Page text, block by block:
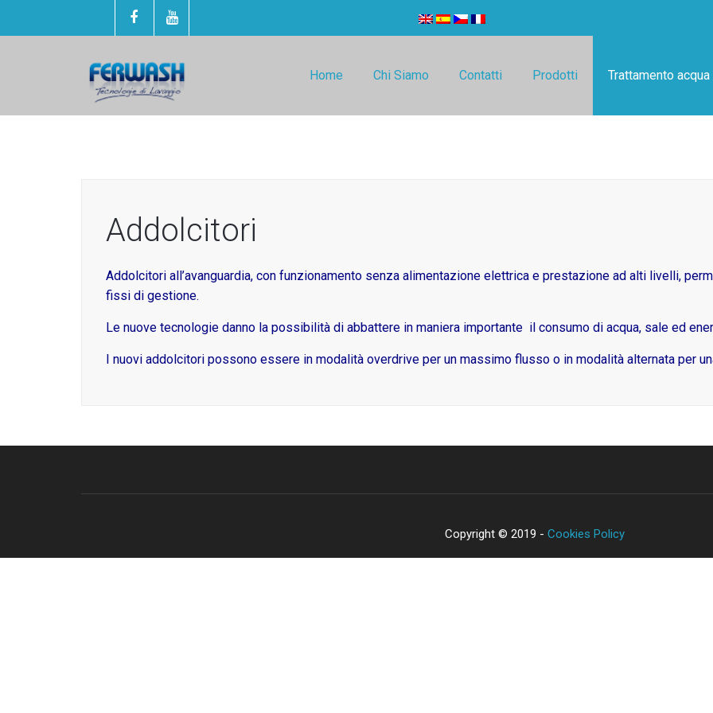
Home Chi Siamo Contatti Prodotti Trattamento acqua
Addolcitori
Addolcitori all’avanguardia, con funzionamento senza alimentazione elettrica e prestazione ad alti livelli,
fissi di gestione.
Le nuove tecnologie danno la possibilità di abbattere in maniera importante il consumo di acqua, sale ed
I nuovi addolcitori possono essere in modalità overdrive per un massimo flusso o in modalità alternata per
Copyright © 2019 - Cookies Policy